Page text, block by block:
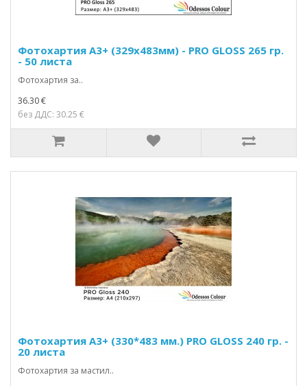
Фотохартия А3+ (329х483мм) - PRO GLOSS 265 гр.
- 50 листа
Фотохартия за..
36.30 €
без ДДС: 30.25 €
Фотохартия А3+ (330*483 мм.) PRO GLOSS 240 гр. -
20 листа
Фотохартия за мастил..